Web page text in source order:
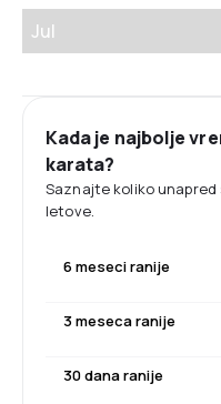
Jul
Kada je najbolje
karata?
Saznajte koliko
letove.
6 meseci ranije
3 meseca ranije
30 dana ranije